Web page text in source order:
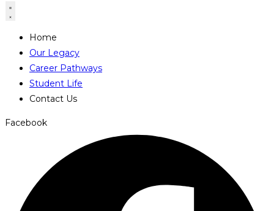
Home
Our Legacy
Career Pathways
Student Life
Contact Us
Facebook